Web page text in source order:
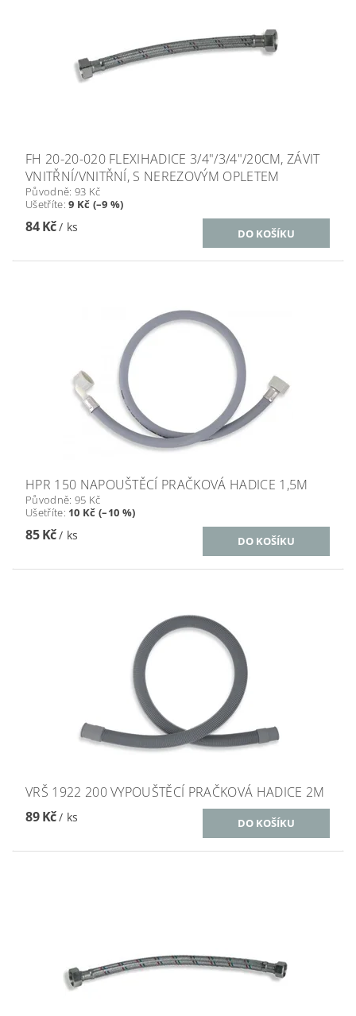
FH 20-20-020 FLEXIHADICE 3/4"/3/4"/20CM, ZÁVIT
VNITŘNÍ/VNITŘNÍ, S NEREZOVÝM OPLETEM
Původně: 93 Kč
Ušetříte:9 Kč (–9 %)
84 Kč/ ks
HPR 150 NAPOUŠTĚCÍ PRAČKOVÁ HADICE 1,5M
Původně: 95 Kč
Ušetříte: 10 Kč (–10 %)
85 Kč/ ks
VRŠ 1922 200 VYPOUŠTĚCÍ PRAČKOVÁ HADICE 2M
89 Kč/ ks